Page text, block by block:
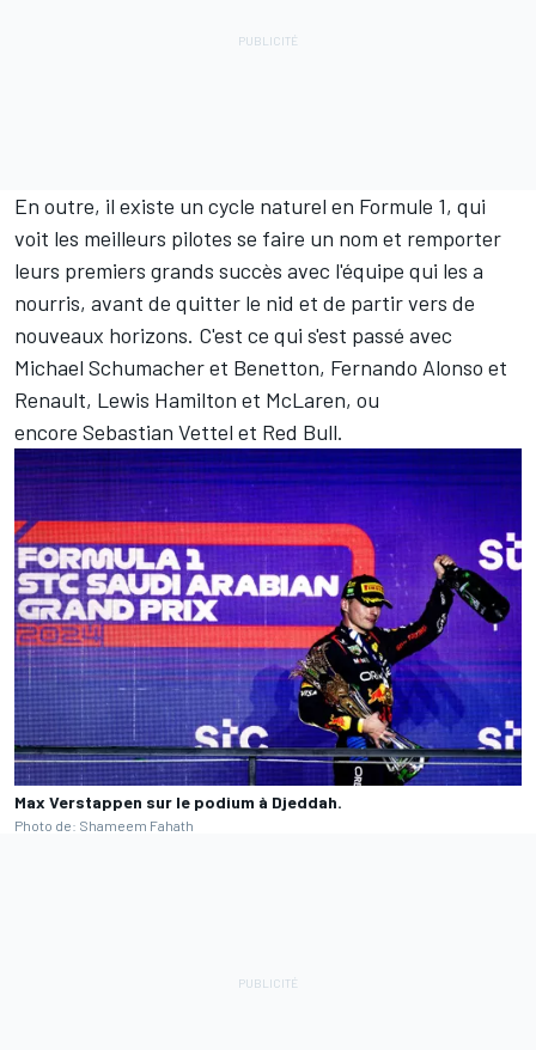
En outre, il existe un cycle naturel en Formule 1, qui
voit les meilleurs pilotes se faire un nom et remporter
leurs premiers grands succès avec l'équipe qui les a
nourris, avant de quitter le nid et de partir vers de
nouveaux horizons. C'est ce qui s'est passé avec
Michael Schumacheret Benetton, Fernando Alonso et
Renault, Lewis Hamilton et McLaren, ou
encore Sebastian Vettel et Red Bull.
Max Verstappen sur le podium à Djeddah.
Photo de: Shameem Fahath